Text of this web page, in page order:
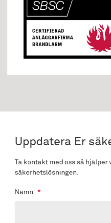
Uppdatera Er
Ta kontakt med oss så
säkerhetslösningen.
Namn *